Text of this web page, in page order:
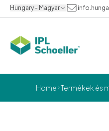
Hungary - Magyar
Home Termékek és